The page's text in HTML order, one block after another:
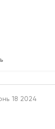
18 2024